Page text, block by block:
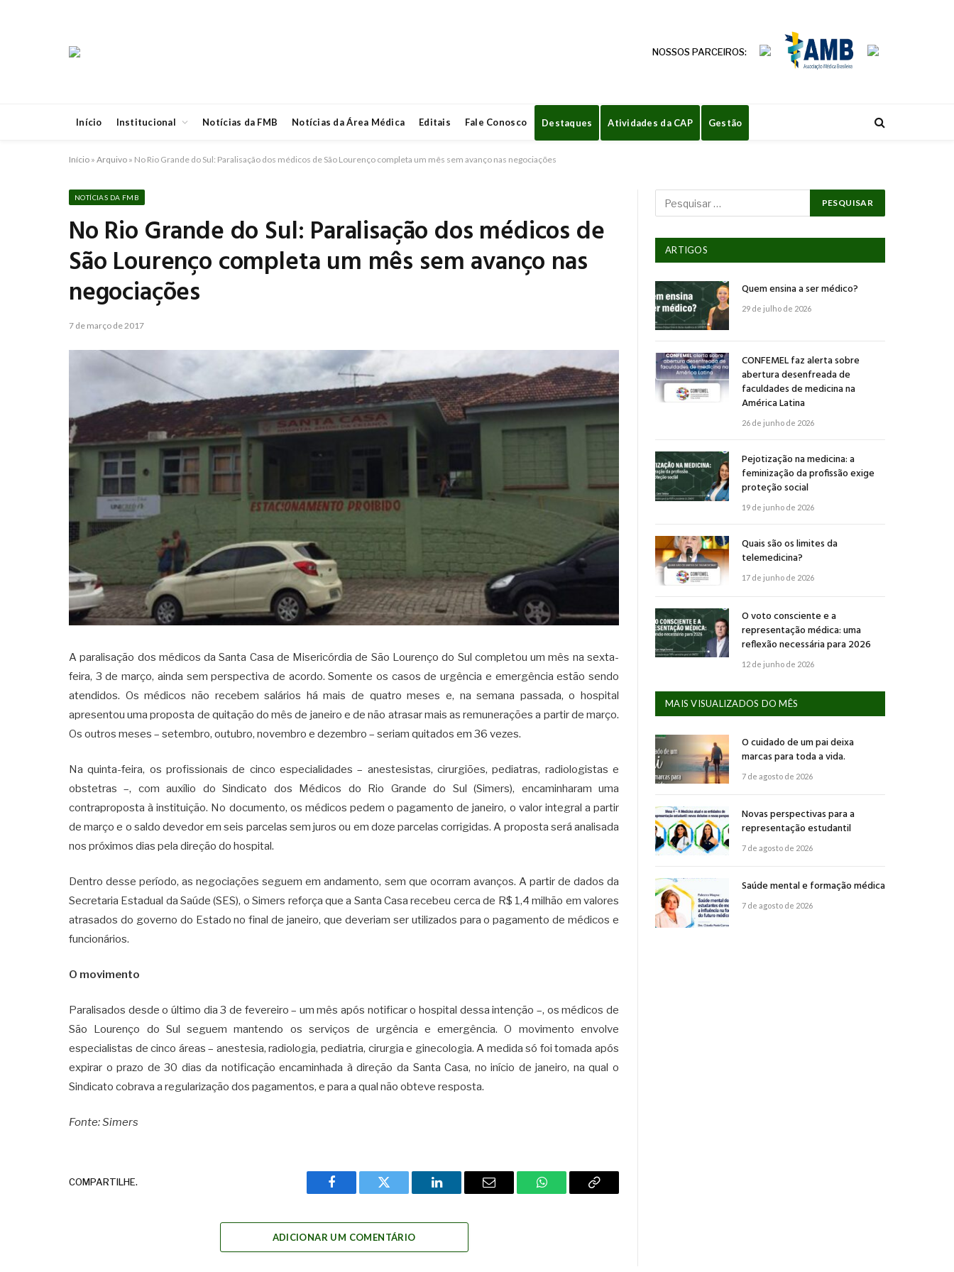
NOSSOS PARCEIROS:
Início Institucional Notícias da FMB Notícias da Área Médica Editais Fale Conosco Destaques Atividades da CAP Gestão
Início » Arquivo » No Rio Grande do Sul: Paralisação dos médicos de São Lourenço completa um mês sem avanço nas negociações
NOTÍCIAS DA FMB
No Rio Grande do Sul: Paralisação dos médicos de
São Lourenço completa um mês sem avanço nas
negociações
7 de março de 2017
A paralisação dos médicos da Santa Casa de Misericórdia de São Lourenço do Sul completou um mês na sexta-
feira, 3 de março, ainda sem perspectiva de acordo. Somente os casos de urgência e emergência estão sendo
atendidos. Os médicos não recebem salários há mais de quatro meses e, na semana passada, o hospital
apresentou uma proposta de quitação do mês de janeiro e de não atrasar mais as remunerações a partir de março.
Os outros meses – setembro, outubro, novembro e dezembro – seriam quitados em 36 vezes.
Na quinta-feira, os profissionais de cinco especialidades – anestesistas, cirurgiões, pediatras, radiologistas e
obstetras –, com auxílio do Sindicato dos Médicos do Rio Grande do Sul (Simers), encaminharam uma
contraproposta à instituição. No documento, os médicos pedem o pagamento de janeiro, o valor integral a partir
de março e o saldo devedor em seis parcelas sem juros ou em doze parcelas corrigidas. A proposta será analisada
nos próximos dias pela direção do hospital.
Dentro desse período, as negociações seguem em andamento, sem que ocorram avanços. A partir de dados da
Secretaria Estadual da Saúde (SES), o Simers reforça que a Santa Casa recebeu cerca de R$ 1,4 milhão em valores
atrasados do governo do Estado no final de janeiro, que deveriam ser utilizados para o pagamento de médicos e
funcionários.
O movimento
Paralisados desde o último dia 3 de fevereiro – um mês após notificar o hospital dessa intenção –, os médicos de
São Lourenço do Sul seguem mantendo os serviços de urgência e emergência. O movimento envolve
especialistas de cinco áreas – anestesia, radiologia, pediatria, cirurgia e ginecologia. A medida só foi tomada após
expirar o prazo de 30 dias da notificação encaminhada à direção da Santa Casa, no início de janeiro, na qual o
Sindicato cobrava a regularização dos pagamentos, e para a qual não obteve resposta.
Fonte: Simers
COMPARTILHE.
Facebook Twitter LinkedIn Email WhatsAppCopy
ADICIONAR UM COMENTÁRIO
ARTIGOS
Quem ensina a ser médico?
29 de julho de 2026
CONFEMEL faz alerta sobre
abertura desenfreada de
faculdades de medicina na
América Latina
26 de junho de 2026
Pejotização na medicina: a
feminização da profissão exige
proteção social
19 de junho de 2026
Quais são os limites da
telemedicina?
17 de junho de 2026
O voto consciente e a
representação médica: uma
reflexão necessária para 2026
12 de junho de 2026
MAIS VISUALIZADOS DO MÊS
O cuidado de um pai deixa
marcas para toda a vida.
7 de agosto de 2026
Novas perspectivas para a
representação estudantil
7 de agosto de 2026
Saúde mental e formação médica
7 de agosto de 2026